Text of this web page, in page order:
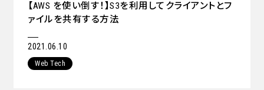
【AWS を使い倒す！】S3を利用してクライアントとフ
ァイルを共有する方法
2021.06.10
Web Tech